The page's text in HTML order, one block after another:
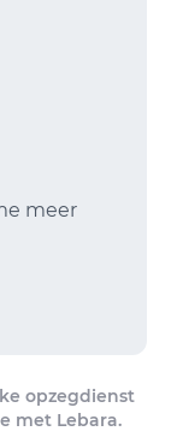
meer
opzegdienst
met Lebara.